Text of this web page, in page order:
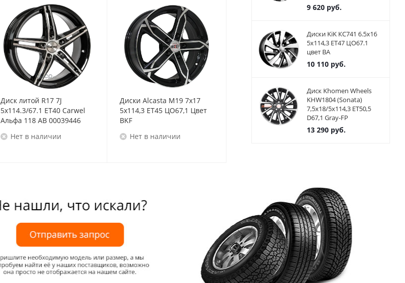
Диск литой R17 7J
5x114.3/67.1 ET40 Carwel
Альфа 118 AB 00039446
Нет в наличии
Диски Alcasta M19 7x17
5x114,3 ET45 ЦО67,1 Цвет
BKF
Нет в наличии
Диски Alcasta M19 7x17
5x114,3 ET48,5 ЦО67,1 Цвет
Диски
5x114,3
9 620руб.
Диски KiK КС741 6.5x16
5x114,3 ET47 ЦО67.1
цвет BA
10 110руб.
Диск Khomen Wheels
KHW1804 (Sonata)
7,5x18/5x114,3 ET50,5
D67,1 Gray-FP
13 290руб.